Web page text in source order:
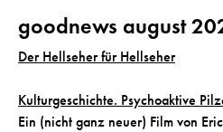
goodnews august
Der Hellseher für Hellseher
Kulturgeschichte. Psychoaktive
Ein (nicht ganz neuer) Film von